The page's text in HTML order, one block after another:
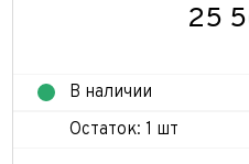
25
В наличии
Остаток: 1 шт